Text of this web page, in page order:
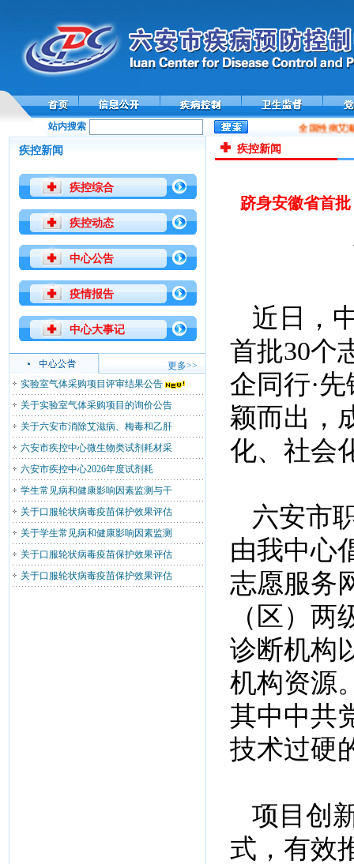
站内搜索 全国性病艾
疾控新闻
疾控综合
疾控动态
中心公告
疫情报告
中心大事记
更多>>
实验室气体采购项目评审结果公告
关于实验室气体采购项目的询价公告
关于六安市消除艾滋病、梅毒和乙肝
六安市疾控中心微生物类试剂耗材采
六安市疾控中心2026年度试剂耗
学生常见病和健康影响因素监测与干
关于口服轮状病毒疫苗保护效果评估
关于学生常见病和健康影响因素监测
关于口服轮状病毒疫苗保护效果评估
关于口服轮状病毒疫苗保护效果评估
疾控新闻
跻身安徽省首
近日，
首批30个
企同行·
颖而出，
化、社会
六安市
由我中心
志愿服务
（区）
诊断机构
机构资源
其中中共
技术过硬
项目创
式，有效